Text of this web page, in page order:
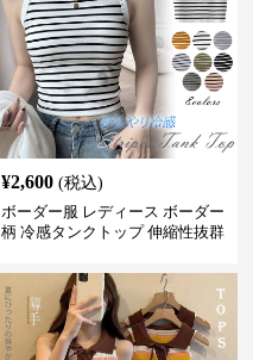
¥2,600 (税込)
ボーダー服 レディース ボーダー
柄 冷感タンクトップ 伸縮性抜群